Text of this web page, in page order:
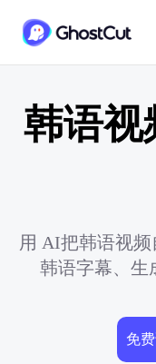
韩语视
用 AI把韩语视
韩语字幕、生
免